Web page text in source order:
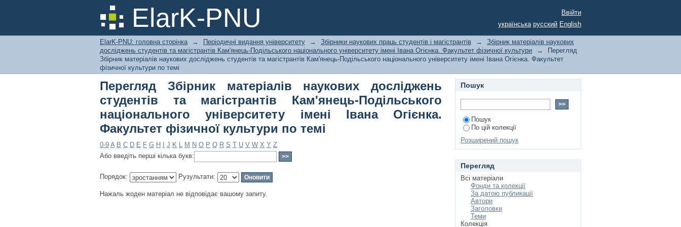
ElarK-PNU
Перегляд Збірник матеріалів наукових досліджень студентів та магістрантів
Кам'янець-Подільського національного університету імені Івана Огієнка.
Факультет фізичної культури по темі
Ввійти
українська русский English
ElarK-PNU: головна сторінка → Періодичні видання університету → Збірники наукових праць студентів і магістрантів →
Збірник матеріалів наукових
досліджень студентів та магістрантів Кам'янець-Подільського національного університету імені Івана Огієнка. Факультет фізичної культури
→
Перегляд
Збірник матеріалів наукових досліджень студентів та магістрантів Кам'янець-Подільського національного університету імені Івана Огієнка. Факультет
фізичної культури по темі
Перегляд Збірник матеріалів наукових досліджень
студентів та магістрантів Кам'янець-Подільського
національного університету імені Івана Огієнка.
Факультет фізичної культури по темі
0-9 A B C D E F G H J K L M N O P Q R S T U V W X Y Z
Або введіть перші кілька букв:
Порядок: Рузультати:
Нажаль жоден матеріал не відповідає вашому запиту.
Пошук
Пошук
По цій колекції
Розширений пошук
Перегляд
Всі матеріали
Фонди та колекції
За датою публикації
Автори
Заголовки
Теми
Колекція